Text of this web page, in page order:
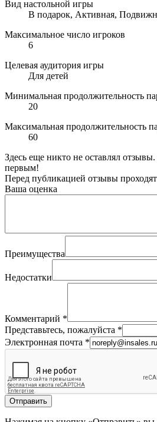
Вид настольной игры
В подарок, Активная,
Максимальное число игроков
6
Целевая аудитория игры
Для детей
Минимальная продолжительность
20
Максимальная продолжительность
60
Здесь еще никто не оставлял
первым!
Перед публикацией отзывы
Ваша оценка
Преимущества
Недостатки
Комментарий *
Представьтесь, пожалуйста *
Электронная почта *
Отправить